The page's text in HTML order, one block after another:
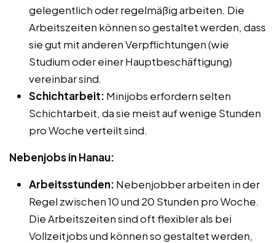
gelegentlich oder regelmäßig arbeiten. Die
Arbeitszeiten können so gestaltet werden, dass
sie gut mit anderen Verpflichtungen (wie
Studium oder einer Hauptbeschäftigung)
vereinbar sind.
Schichtarbeit: Minijobs erfordern selten
Schichtarbeit, da sie meist auf wenige Stunden
pro Woche verteilt sind.
Nebenjobs in Hanau:
Arbeitsstunden: Nebenjobber arbeiten in der
Regel zwischen 10 und 20 Stunden pro Woche.
Die Arbeitszeiten sind oft flexibler als bei
Vollzeitjobs und können so gestaltet werden,